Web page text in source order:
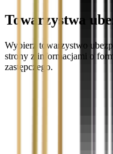
Towarzystwa
Wybierz towarzystwo
strony z informacjami o
zastępczego.